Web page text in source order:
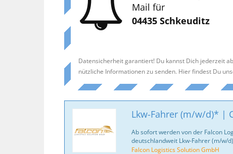
Mail für
04435 Schkeuditz
Datensicherheit garantiert! Du kannst Dich jederzeit
nützliche Informationen zu senden. Hier findest Du
Lkw-Fahrer (m/w/d)* |
Ab sofort werden von der Falcon
deutschlandweit Lkw-Fahrer (m/w/
Falcon Logistics Solution GmbH